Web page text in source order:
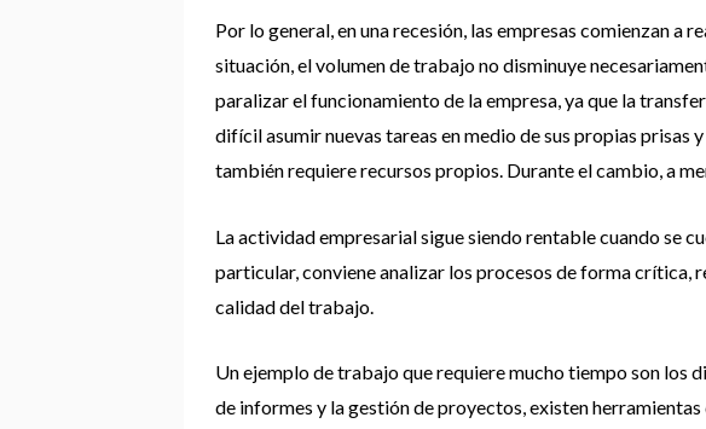
Por lo general, en una recesión, las empresas comienzan
situación, el volumen de trabajo no disminuye
paralizar el funcionamiento de la empresa, ya que la
difícil asumir nuevas tareas en medio de sus propias prisas
también requiere recursos propios. Durante el cambio, a
La actividad empresarial sigue siendo rentable cuando se
particular, conviene analizar los procesos de forma crítica,
calidad del trabajo.
Un ejemplo de trabajo que requiere mucho tiempo son
de informes y la gestión de proyectos, existen